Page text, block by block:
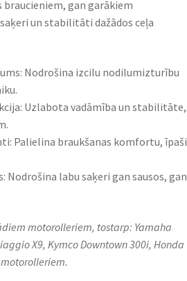
gan garākiem
un stabilitāti dažādos ceļa
Nodrošina izcilu nodilumizturību
Uzlabota vadāmība un stabilitāte,
Palielina braukšanas komfortu, īpaši
labu saķeri gan sausos, gan
motorolleriem, tostarp: Yamaha
X9, Kymco Downtown 300i, Honda